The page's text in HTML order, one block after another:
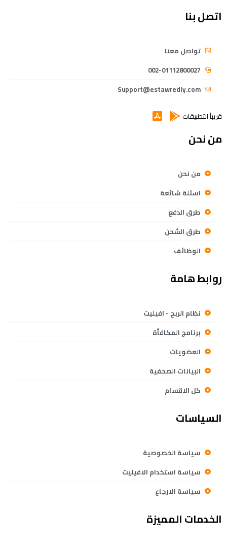
اتصل بنا
تواصل معنا
002-01112800027
Support@estawredly.com
قريباً التطبيقات
من نحن
من نحن
اسئلة شائعة
طرق الدفع
طرق الشحن
الوظائف
روابط هامة
نظام الربح - افيليت
برنامج المكافأة
العضويات
البيانات الصحفية
كل الاقسام
السياسات
سياسة الخصوصية
سياسة استخدام الافيليت
سياسة الارجاع
الخدمات المميزة